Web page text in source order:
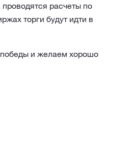
расчеты по
торги будут идти в
и желаем хорошо